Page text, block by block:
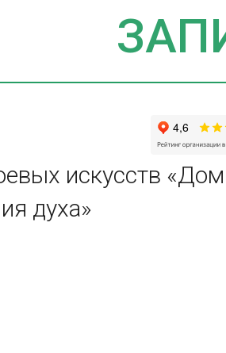
искусств «Дом
духа»